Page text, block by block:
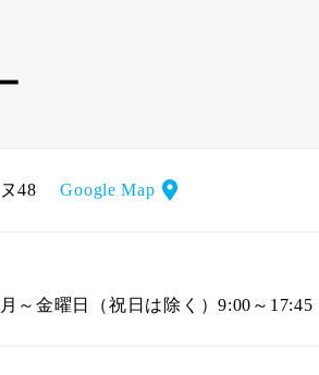
ヌ48Google Map
～金曜日（祝日は除く）9:00～17:45